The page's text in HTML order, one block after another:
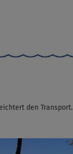
den Transport.